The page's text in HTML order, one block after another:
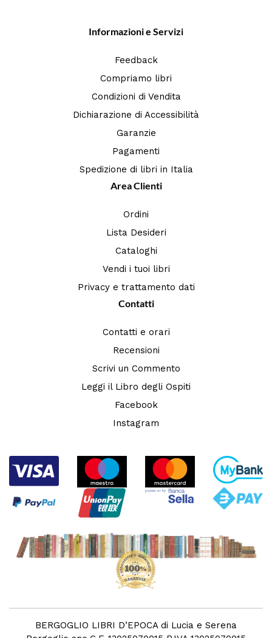
Informazioni e Servizi
Feedback
Compriamo libri
Condizioni di Vendita
Dichiarazione di Accessibilità
Garanzie
Pagamenti
Spedizione di libri in Italia
Area Clienti
Ordini
Lista Desideri
Cataloghi
Vendi i tuoi libri
Privacy e trattamento dati
Contatti
Contatti e orari
Recensioni
Scrivi un Commento
Leggi il Libro degli Ospiti
Facebook
Instagram
BERGOGLIO LIBRI D’EPOCA di Lucia e Serena